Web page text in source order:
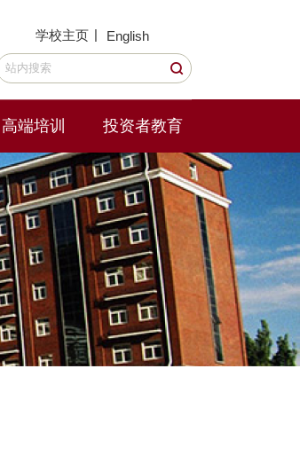
学校主页 | English
高端培训 投资者教育